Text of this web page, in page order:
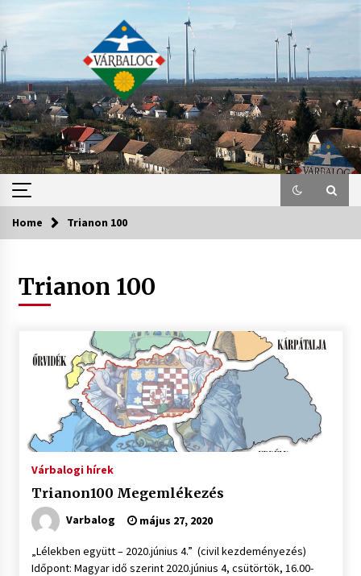
content
Home Trianon 100
Trianon 100
Várbalogi hírek
Trianon100 Megemlékezés
Varbalog május 27, 2020
„Lélekben együtt – 2020.június 4.” (civil kezdeményezés)
Időpont: Magyar idő szerint 2020.június 4, csütörtök, 16.00-